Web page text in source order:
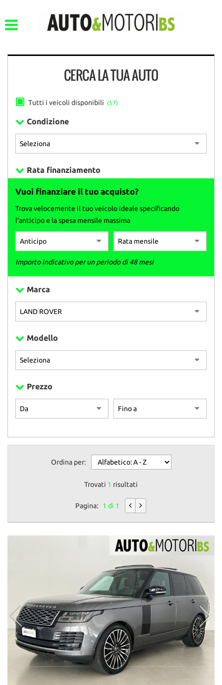
CERCA LA TUA AUTO
Tutti i veicoli disponibili (57)
Condizione
Rata finanziamento
Vuoi finanziare il tuo acquisto?
Trova velocemente il tuo veicolo ideale specificando
l'anticipo e la spesa mensile massima
Importo indicativo per un periodo di 48 mesi
Marca
Modello
Prezzo
Ordina per:
Trovati 1 risultati
Pagina: 1 di 1